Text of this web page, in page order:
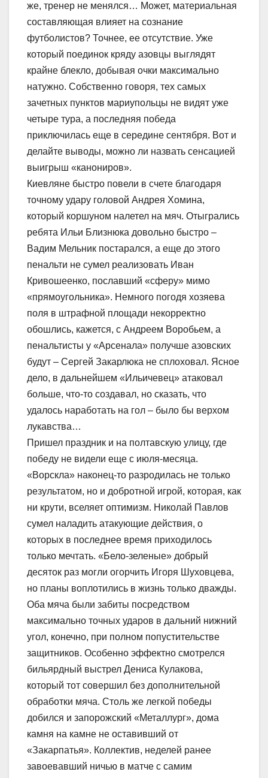
же, тренер не менялся… Может, материальная
составляющая влияет на сознание
футболистов? Точнее, ее отсутствие. Уже
который поединок кряду азовцы выглядят
крайне блекло, добывая очки максимально
натужно. Собственно говоря, тех самых
зачетных пунктов мариупольцы не видят уже
четыре тура, а последняя победа
приключилась еще в середине сентября. Вот и
делайте выводы, можно ли назвать сенсацией
выигрыш «канониров».
Киевляне быстро повели в счете благодаря
точному удару головой Андрея Хомина,
который коршуном налетел на мяч. Отыгрались
ребята Ильи Близнюка довольно быстро –
Вадим Мельник постарался, а еще до этого
пенальти не сумел реализовать Иван
Кривошеенко, пославший «сферу» мимо
«прямоугольника». Немного погодя хозяева
поля в штрафной площади некорректно
обошлись, кажется, с Андреем Воробьем, а
пенальтисты у «Арсенала» получше азовских
будут – Сергей Закарлюка не сплоховал. Ясное
дело, в дальнейшем «Ильичевец» атаковал
больше, что-то создавал, но сказать, что
удалось наработать на гол – было бы верхом
лукавства…
Пришел праздник и на полтавскую улицу, где
победу не видели еще с июля-месяца.
«Ворскла» наконец-то разродилась не только
результатом, но и добротной игрой, которая, как
ни крути, вселяет оптимизм. Николай Павлов
сумел наладить атакующие действия, о
которых в последнее время приходилось
только мечтать. «Бело-зеленые» добрый
десяток раз могли огорчить Игоря Шуховцева,
но планы воплотились в жизнь только дважды.
Оба мяча были забиты посредством
максимально точных ударов в дальний нижний
угол, конечно, при полном попустительстве
защитников. Особенно эффектно смотрелся
бильярдный выстрел Дениса Кулакова,
который тот совершил без дополнительной
обработки мяча. Столь же легкой победы
добился и запорожский «Металлург», дома
камня на камне не оставивший от
«Закарпатья». Коллектив, неделей ранее
завоевавший ничью в матче с самим